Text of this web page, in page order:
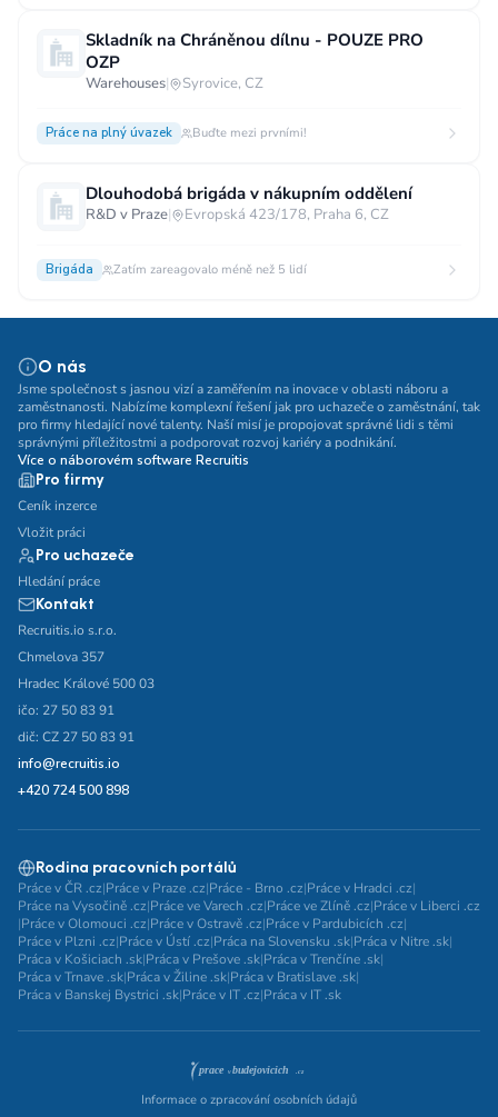
Skladník na Chráněnou dílnu - POUZE PRO
OZP
Warehouses| Syrovice, CZ
Práce na plný úvazek Buďte mezi prvními!
Dlouhodobá brigáda v nákupním oddělení
R&D v Praze| Evropská 423/178, Praha 6, CZ
Brigáda Zatím zareagovalo méně než 5 lidí
O nás
Jsme společnost s jasnou vizí a zaměřením na inovace v oblasti náboru a
zaměstnanosti. Nabízíme komplexní řešení jak pro uchazeče o zaměstnání, tak
pro firmy hledající nové talenty. Naší misí je propojovat správné lidi s těmi
správnými příležitostmi a podporovat rozvoj kariéry a podnikání.
Více o náborovém software Recruitis
Pro firmy
Ceník inzerce
Vložit práci
Pro uchazeče
Hledání práce
Kontakt
Recruitis.io s.r.o.
Chmelova 357
Hradec Králové 500 03
ičo: 27 50 83 91
dič: CZ 27 50 83 91
info@recruitis.io
+420 724 500 898
Rodina pracovních portálů
Práce v ČR .cz|Práce v Praze .cz|Práce - Brno .cz|Práce v Hradci .cz|
Práce na Vysočině .cz|Práce ve Varech .cz|Práce ve Zlíně .cz|Práce v Liberci .cz
|Práce v Olomouci .cz|Práce v Ostravě .cz|Práce v Pardubicích .cz|
Práce v Plzni .cz|Práce v Ústí .cz|Práca na Slovensku .sk|Práca v Nitre .sk|
Práca v Košiciach .sk|Práca v Prešove .sk|Práca v Trenčíne .sk|
Práca v Trnave .sk|Práca v Žiline .sk|Práca v Bratislave .sk|
Práca v Banskej Bystrici .sk|Práce v IT .cz|Práca v IT .sk
Informace o zpracování osobních údajů